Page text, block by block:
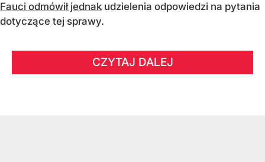
Fauci odmówił jednak udzielenia odpowiedzi na pytania
dotyczące tej sprawy.
CZYTAJ DALEJ